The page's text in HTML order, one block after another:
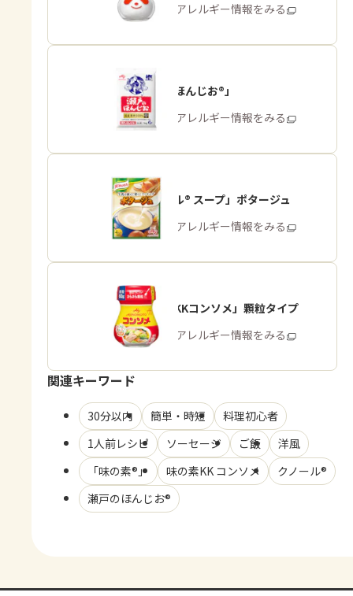
商品・アレルギー情報をみる
「瀬戸のほんじお®」
商品・アレルギー情報をみる
「クノール® スープ」ポタージュ
商品・アレルギー情報をみる
「味の素KKコンソメ」顆粒タイプ
商品・アレルギー情報をみる
関連キーワード
30分以内 簡単・時短
料理初心者
1人前レシピ
ソーセージ ご飯
洋風
「味の素®」
味の素KK コンソメ
クノール®
瀬戸のほんじお®